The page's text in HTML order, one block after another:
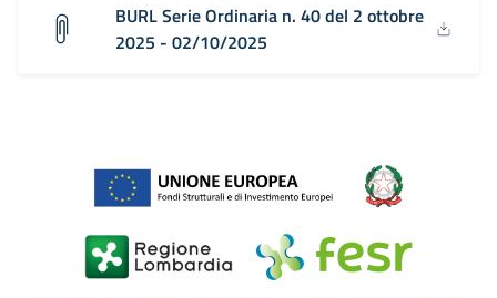
BURL Serie Ordinaria n. 40 del 2 ottobre
2025 - 02/10/2025